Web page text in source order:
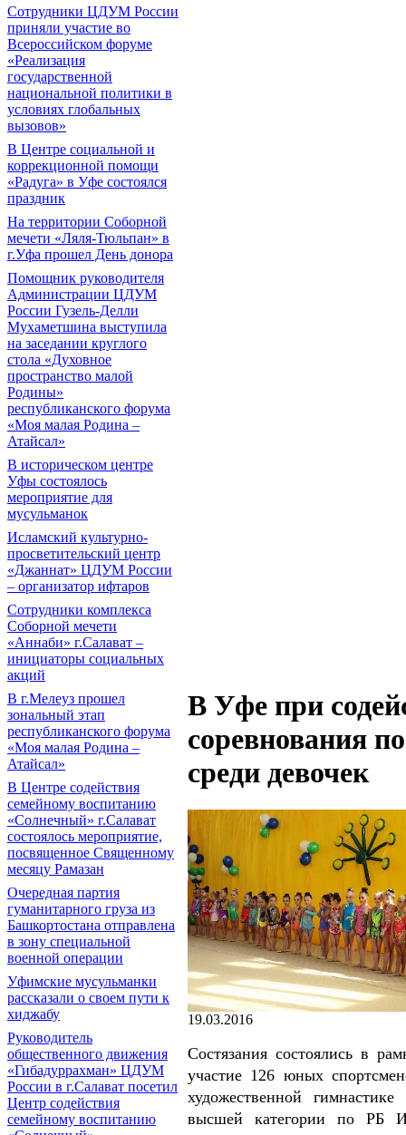
Сотрудники ЦДУМ России
приняли участие во
Всероссийском форуме
«Реализация
государственной
национальной политики в
условиях глобальных
вызовов»
В Центре социальной и
коррекционной помощи
«Радуга» в Уфе состоялся
праздник
На территории Соборной
мечети «Ляля-Тюльпан» в
г.Уфа прошел День донора
Помощник руководителя
Администрации ЦДУМ
России Гузель-Делли
Мухаметшина выступила
на заседании круглого
стола «Духовное
пространство малой
Родины»
республиканского форума
«Моя малая Родина –
Атайсал»
В историческом центре
Уфы состоялось
мероприятие для
мусульманок
Исламский культурно-
просветительский центр
«Джаннат» ЦДУМ России
– организатор ифтаров
Сотрудники комплекса
Соборной мечети
«Аннаби» г.Салават –
инициаторы социальных
акций
В г.Мелеуз прошел
зональный этап
республиканского форума
«Моя малая Родина –
Атайсал»
В Центре содействия
семейному воспитанию
«Солнечный» г.Салават
состоялось мероприятие,
посвященное Священному
месяцу Рамазан
Очередная партия
гуманитарного груза из
Башкортостана отправлена
в зону специальной
военной операции
Уфимские мусульманки
рассказали о своем пути к
хиджабу
Руководитель
общественного движения
«Гибадуррахман» ЦДУМ
России в г.Салават посетил
Центр содействия
семейному воспитанию
В Уфе при
соревнования
среди девочек
19.03.2016
Состязания состоялись в
участие 126 юных
художественной
высшей категории по РБ